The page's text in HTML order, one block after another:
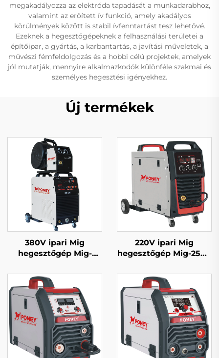
megakadályozza az elektróda tapadását a munkadarabhoz,
valamint az erőített ív funkció, amely akadályos
körülmények között is stabil ívfenntartást tesz lehetővé.
Ezeknek a hegesztőgépeknek a felhasználási területei a
építőipar, a gyártás, a karbantartás, a javítási műveletek, a
művészi fémfeldolgozás és a hobbi célú projektek, amelyek
jól mutatják, mennyire alkalmazkodók különféle szakmai és
személyes hegesztési igényekhez.
Új termékek
380V ipari Mig
hegesztőgép Mig-
huzaladagolóval,
többfunkciós CO2
gázzal védett Mig/Mag
hegesztőgép
220V ipari Mig
hegesztőgép Mig-250R
gázzal védett Mig/Mag
hegesztőgép